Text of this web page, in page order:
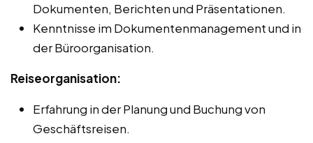
Dokumenten, Berichten und Präsentationen.
Kenntnisse im Dokumentenmanagement und in
der Büroorganisation.
Reiseorganisation:
Erfahrung in der Planung und Buchung von
Geschäftsreisen.